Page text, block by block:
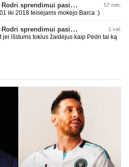
Paaiškėjo, kas turėjo įtakos Rodri sprendimui pasirinkti Barselonos pusę 57 min.
iki 2018 teisėjams mokėjo Barca :)
Paaiškėjo, kas turėjo įtakos Rodri sprendimui pasirinkti Barselonos pusę 1 val.
jei išstums tokius žaidėjus kaip Pedri tai ką